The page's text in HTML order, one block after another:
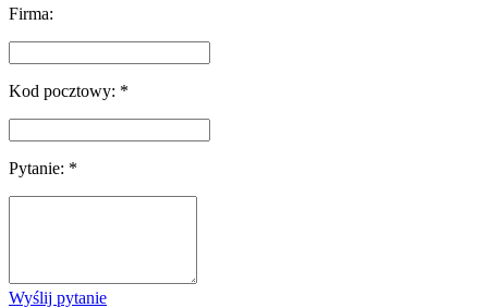
Firma:
Kod pocztowy: *
Pytanie: *
Wyślij pytanie